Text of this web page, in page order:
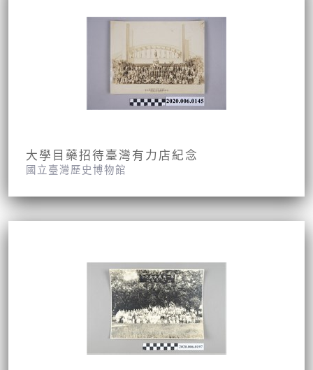
大學目藥招待臺灣有力店紀念
國立臺灣歷史博物館